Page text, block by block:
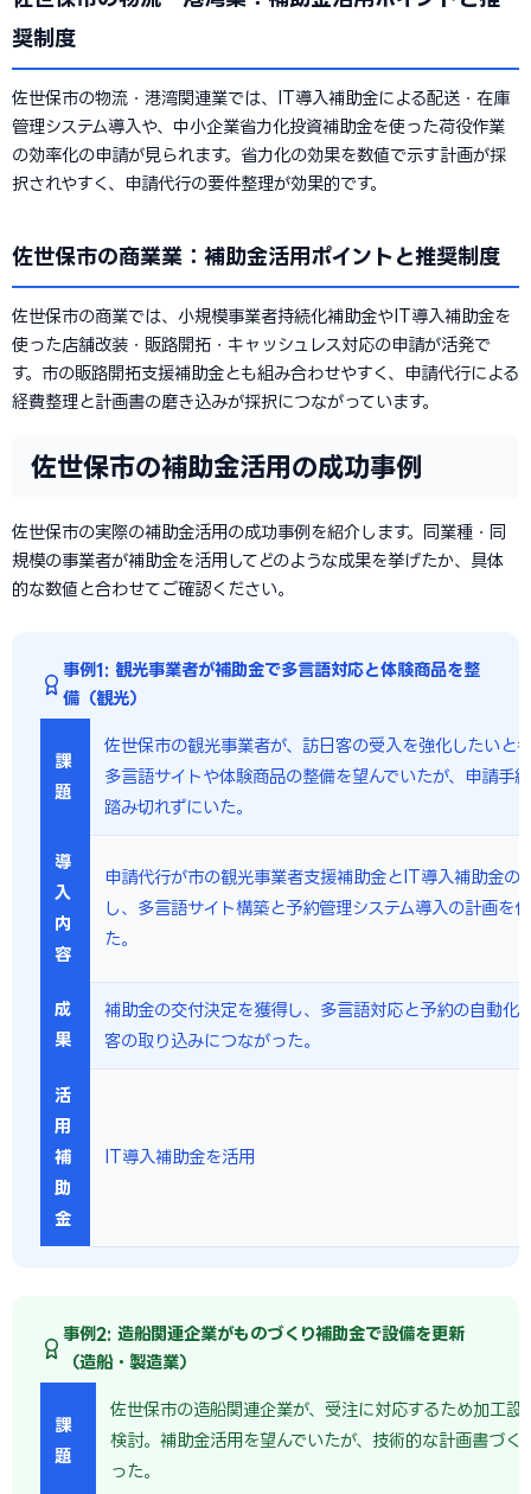
奨制度
佐世保市の物流・港湾関連業では、IT導入補助金による配送・在庫
管理システム導入や、中小企業省力化投資補助金を使った荷役作業
の効率化の申請が見られます。省力化の効果を数値で示す計画が採
択されやすく、申請代行の要件整理が効果的です。
佐世保市の商業業：補助金活用ポイントと推奨制度
佐世保市の商業では、小規模事業者持続化補助金やIT導入補助金を
使った店舗改装・販路開拓・キャッシュレス対応の申請が活発で
す。市の販路開拓支援補助金とも組み合わせやすく、申請代行による
経費整理と計画書の磨き込みが採択につながっています。
佐世保市の補助金活用の成功事例
佐世保市の実際の補助金活用の成功事例を紹介します。同業種・同
規模の事業者が補助金を活用してどのような成果を挙げたか、具体
的な数値と合わせてご確認ください。
事例1: 観光事業者が補助金で多言語対応と体験商品を整
備（観光）
課
題
佐世保市の観光事業者が、訪日客の受入を強化したいと
多言語サイトや体験商品の整備を望んでいたが、申請手
踏み切れずにいた。
導
入
内
容
申請代行が市の観光事業者支援補助金とIT導入補助金の
し、多言語サイト構築と予約管理システム導入の計画を
た。
成
果
補助金の交付決定を獲得し、多言語対応と予約の自動化
客の取り込みにつながった。
活
用
補
助
金
IT導入補助金を活用
事例2: 造船関連企業がものづくり補助金で設備を更新
（造船・製造業）
課
題
佐世保市の造船関連企業が、受注に対応するため加工設
検討。補助金活用を望んでいたが、技術的な計画書づく
った。